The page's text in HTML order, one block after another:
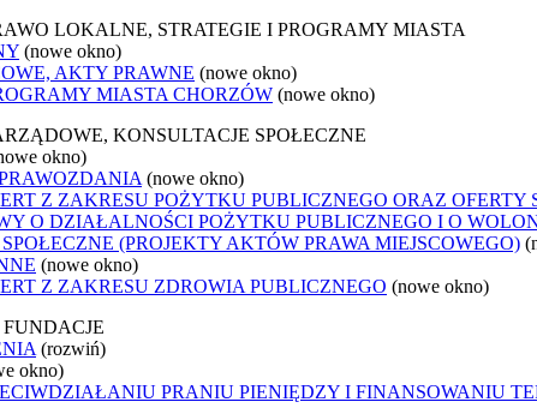
LOKALNE, STRATEGIE I PROGRAMY MIASTA
(nowe okno)
AKTY PRAWNE (nowe okno)
MIASTA CHORZÓW (nowe okno)
KONSULTACJE SPOŁECZNE
okno)
(nowe okno)
Z ZAKRESU POŻYTKU PUBLICZNEGO ORAZ
O DZIAŁALNOŚCI POŻYTKU PUBLICZNEGO I O
(PROJEKTY AKTÓW PRAWA MIEJSCOWEGO)
(nowe okno)
Z ZAKRESU ZDROWIA PUBLICZNEGO (nowe okno)
(rozwiń)
okno)
PRANIU PIENIĘDZY I FINANSOWANIU